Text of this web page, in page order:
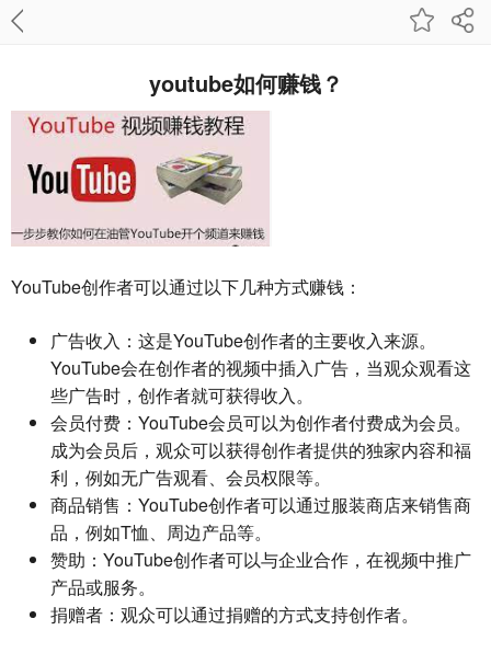
youtube如何赚钱？
YouTube创作者可以通过以下几种方式赚钱：
广告收入 ：这是YouTube创作者的主要收入来源。
YouTube会在创作者的视频中插入广告，当观众观看这
些广告时，创作者就可获得收入。
会员付费 ：YouTube会员可以为创作者付费成为会员。
成为会员后，观众可以获得创作者提供的独家内容和福
利，例如无广告观看、会员权限等。
商品销售 ：YouTube创作者可以通过服装商店来销售商
品，例如T恤、周边产品等。
赞助 ：YouTube创作者可以与企业合作，在视频中推广
产品或服务。
捐赠者 ：观众可以通过捐赠的方式支持创作者。